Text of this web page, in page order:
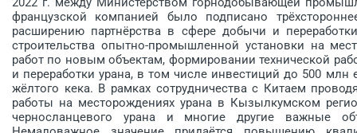
французской компанией было подписано
расширению партнёрства в сфере добычи и
строительства опытно-промышленной установки на
работ по новым объектам, формировании технической
и переработки урана, в том числе инвестиций до 500 млн
жёлтого кека. В рамках сотрудничества с Китаем
работы на месторождениях урана в Кызылкумском
черносланцевого урана и многие другие важные